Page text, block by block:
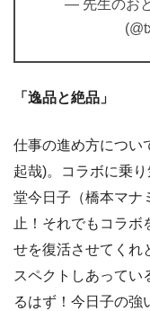
— 先生のお
「逸品と絶品」
仕事の進め方につい
起哉)。コラボに乗
堂今日子（橋本マナ
止！それでもコラボ
せを復活させてくれ
スペクトしあってい
るはず！今日子の強